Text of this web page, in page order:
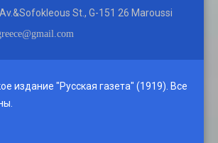
St., G-151 26 Maroussi
издание "Русская газета" (1919). Все